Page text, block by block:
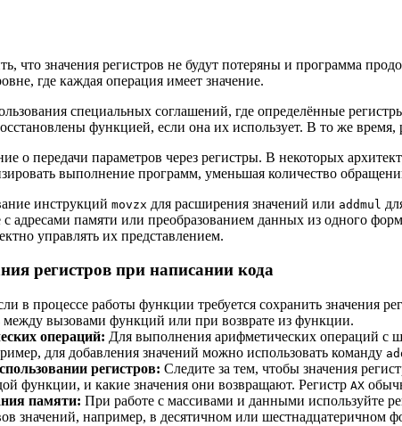
что значения регистров не будут потеряны и программа
где каждая операция имеет значение.
специальных соглашений, где определённые
функцией, если она их использует. В то же время,
о передачи параметров через регистры. В некоторых
выполнение программ, уменьшая количество
инструкций movzx для расширения значений или addmul
адресами памяти или преобразованием данных из одного
управлять их представлением.
регистров при написании кода
в процессе работы функции требуется сохранить значения
между вызовами функций или при возврате из функции.
операций: Для выполнения арифметических операций с
для добавления значений можно использовать команду
регистров: Следите за тем, чтобы значения
функции, и какие значения они возвращают. Регистр AX
памяти: При работе с массивами и данными используйте
значений, например, в десятичном или шестнадцатеричном